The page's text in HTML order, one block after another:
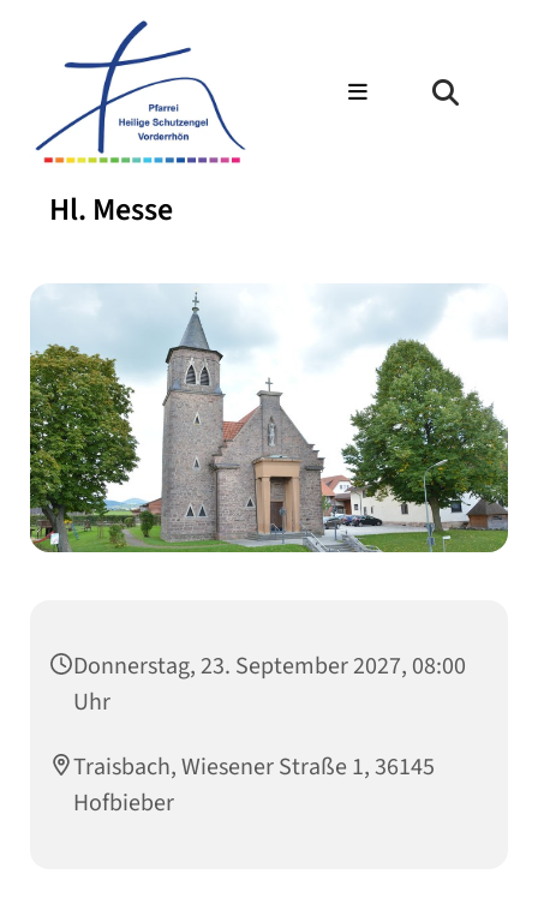
Hl. Messe
Donnerstag, 23. September 2027, 08:00
Uhr
Traisbach, Wiesener Straße 1, 36145
Hofbieber